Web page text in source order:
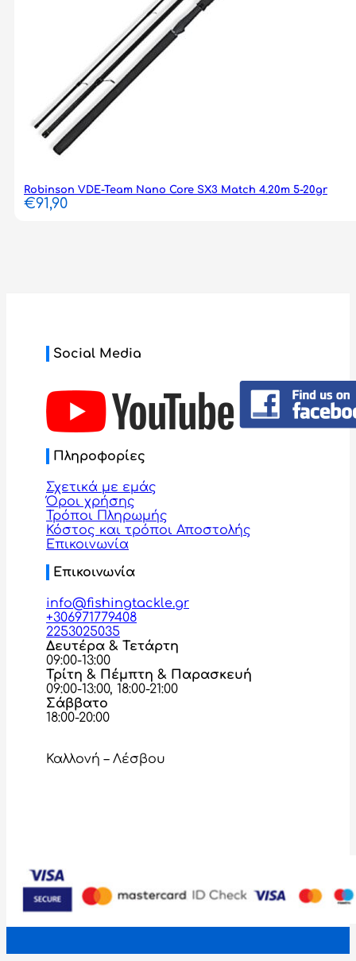
Robinson VDE-Team Nano Core SX3 Match 4.20m 5-20gr
€91,90
Social Media
Πληροφορίες
Σχετικά με εμάς
Όροι χρήσης
Τρόποι Πληρωμής
Κόστος και τρόποι Αποστολής
Επικοινωνία
Επικοινωνία
info@fishingtackle.gr
+306971779408
2253025035
Δευτέρα & Τετάρτη
09:00-13:00
Τρίτη & Πέμπτη & Παρασκευή
09:00-13:00, 18:00-21:00
Σάββατο
18:00-20:00
Καλλονή – Λέσβου